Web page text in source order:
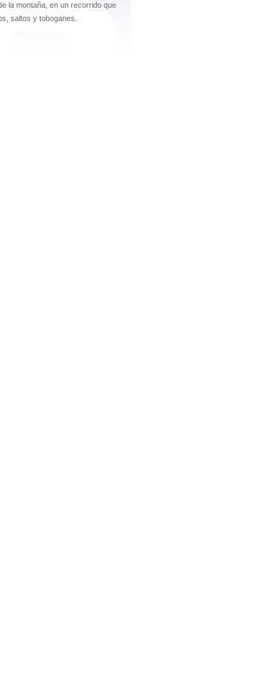
la montaña, en un recorrido que
saltos y toboganes.